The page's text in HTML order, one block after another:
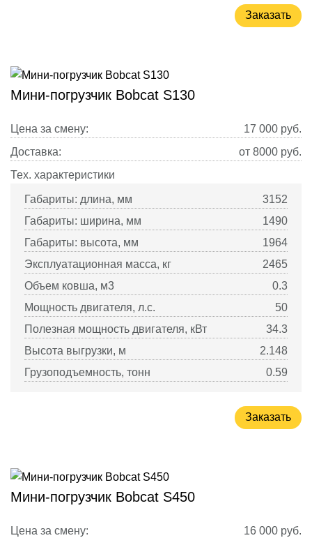
Заказать
Мини-погрузчик Bobcat S130
Цена за смену: 17 000 руб.
Доставка:
от 8000 руб.
Тех. характеристики
Габариты: длина, мм
3152
Габариты: ширина, мм
1490
Габариты: высота, мм
1964
Эксплуатационная масса, кг
2465
Объем ковша, м3
0.3
Мощность двигателя, л.с.
50
Полезная мощность двигателя, кВт
34.3
Высота выгрузки, м
2.148
Грузоподъемность, тонн
0.59
Заказать
Мини-погрузчик Bobcat S450
Цена за смену: 16 000 руб.